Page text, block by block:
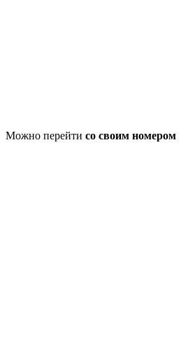
Можно перейти со своим номером